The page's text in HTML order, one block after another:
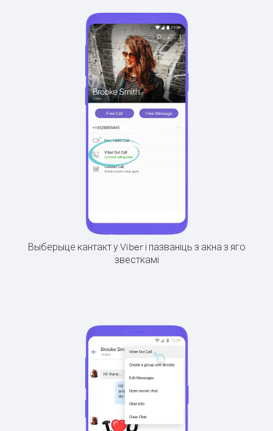
Выберыце кантакт у Viber і пазваніць з акна з яго
звесткамі